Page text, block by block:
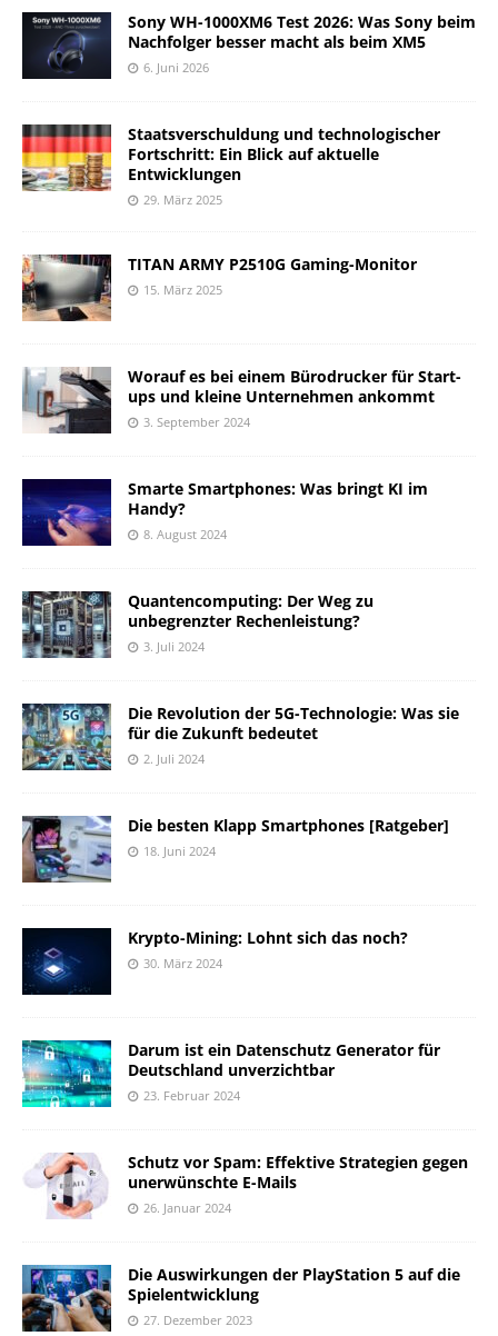
Sony WH-1000XM6 Test 2026: Was Sony beim
Nachfolger besser macht als beim XM5
6. Juni 2026
Staatsverschuldung und technologischer
Fortschritt: Ein Blick auf aktuelle
Entwicklungen
29. März 2025
TITAN ARMY P2510G Gaming-Monitor
15. März 2025
Worauf es bei einem Bürodrucker für Start-
ups und kleine Unternehmen ankommt
3. September 2024
Smarte Smartphones: Was bringt KI im
Handy?
8. August 2024
Quantencomputing: Der Weg zu
unbegrenzter Rechenleistung?
3. Juli 2024
Die Revolution der 5G-Technologie: Was sie
für die Zukunft bedeutet
2. Juli 2024
Die besten Klapp Smartphones [Ratgeber]
18. Juni 2024
Krypto-Mining: Lohnt sich das noch?
30. März 2024
Darum ist ein Datenschutz Generator für
Deutschland unverzichtbar
23. Februar 2024
Schutz vor Spam: Effektive Strategien gegen
unerwünschte E-Mails
26. Januar 2024
Die Auswirkungen der PlayStation 5 auf die
Spielentwicklung
27. Dezember 2023